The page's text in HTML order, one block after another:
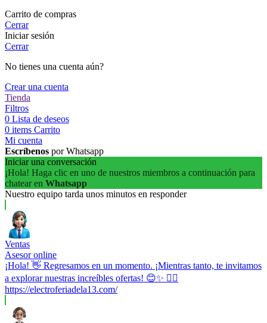
Carrito de compras
Cerrar
Iniciar sesión
Cerrar
No tienes una cuenta aún?
Crear una cuenta
Tienda
Filtros
0 Lista de deseos
0 items Carrito
Mi cuenta
Escríbenos por Whatsapp
Iniciar una conversación
¡Hola! Haga clic en uno de nuestros miembros a continuación para
chatear en Whatsapp
Nuestro equipo tarda unos minutos en responder
Ventas
Asesor online
¡Hola! 👋 Regresamos en un momento. ¡Mientras tanto, te invitamos
a explorar nuestras increíbles ofertas! 😊✨ 👉🏼
https://electroferiadela13.com/